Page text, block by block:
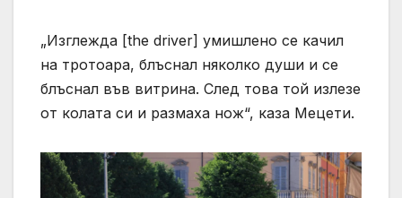
„Изглежда [the driver] умишлено се качил
на тротоара, блъснал няколко души и се
блъснал във витрина. След това той излезе
от колата си и размаха нож“, каза Мецети.